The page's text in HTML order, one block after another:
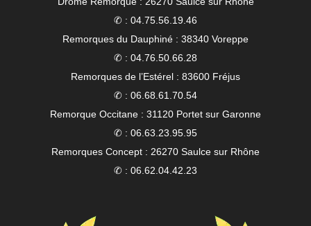
✆ : 04.75.56.19.46
Remorques du Dauphiné : 38340 Voreppe
✆ : 04.76.50.66.28
Remorques de l’Estérel : 83600 Fréjus
✆ : 06.68.61.70.54
Remorque Occitane : 31120 Portet sur Garonne
✆ : 06.63.23.95.95
Remorques Concept : 26270 Saulce sur Rhône
✆ : 06.62.04.42.23